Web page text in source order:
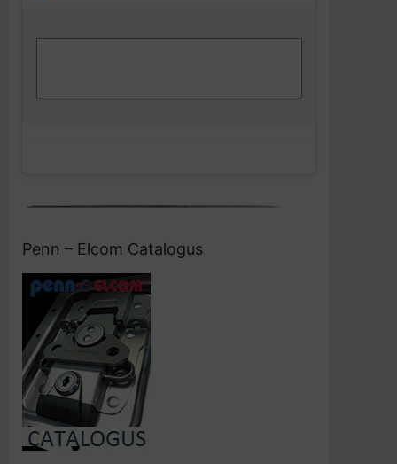
Penn – Elcom Catalogus